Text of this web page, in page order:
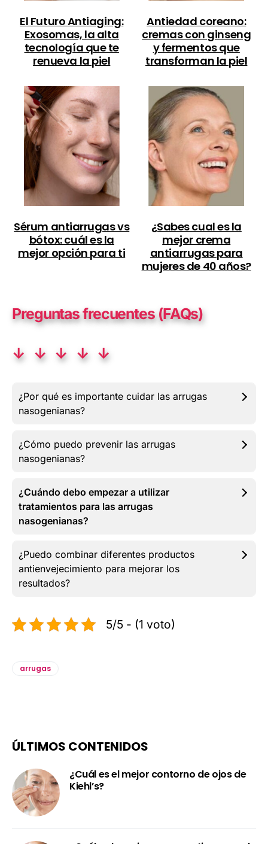
El Futuro Antiaging:
Exosomas, la alta
tecnología que te
renueva la piel
Antiedad coreano:
cremas con ginseng
y fermentos que
transforman la piel
Sérum antiarrugas vs
bótox: cuál es la
mejor opción para ti
¿Sabes cual es la
mejor crema
antiarrugas para
mujeres de 40 años?
Preguntas frecuentes (FAQs)
↓ ↓ ↓ ↓ ↓
¿Por qué es importante cuidar las arrugas
nasogenianas?
¿Cómo puedo prevenir las arrugas
nasogenianas?
¿Cuándo debo empezar a utilizar
tratamientos para las arrugas
nasogenianas?
¿Puedo combinar diferentes productos
antienvejecimiento para mejorar los
resultados?
5/5 - (1 voto)
arrugas
ÚLTIMOS CONTENIDOS
¿Cuál es el mejor contorno de ojos de
Kiehl’s?